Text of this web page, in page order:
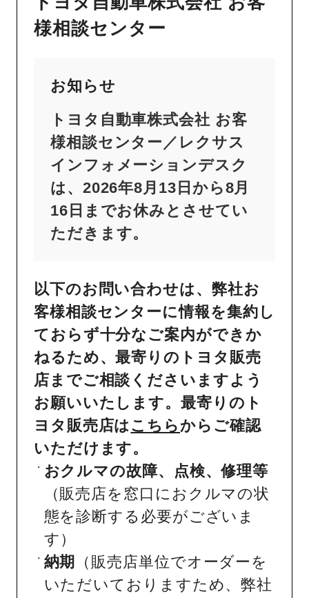
様相談センター
お知らせ
トヨタ自動車株式会社 お客
様相談センター／レクサス
インフォメーションデスク
は、2026年8月13日から8月
16日までお休みとさせてい
ただきます。
以下のお問い合わせは、弊社お
客様相談センターに情報を集約し
ておらず十分なご案内ができか
ねるため、最寄りのトヨタ販売
店までご相談くださいますよう
お願いいたします。最寄りのト
ヨタ販売店はこちら からご確認
いただけます。
おクルマの故障、点検、修理等
（販売店を窓口におクルマの状
態を診断する必要がございま
す）
納期
（販売店単位でオーダーを
いただいておりますため、弊社